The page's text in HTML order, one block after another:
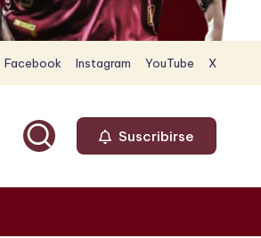
Facebook Instagram YouTube X
Suscribirse